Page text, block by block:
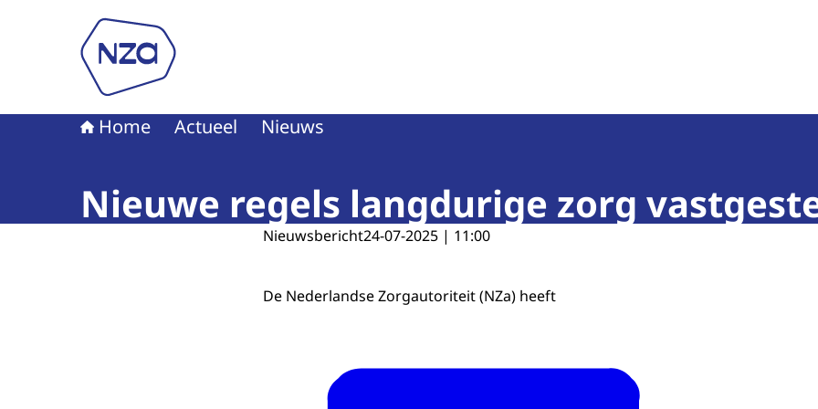
Home Actueel Nieuws
Nieuwe regels langdurige zorg
Nieuwsbericht24-07-2025 | 11:00
De Nederlandse Zorgautoriteit (NZa) heeft